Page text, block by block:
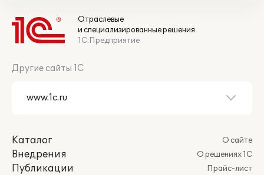
Отраслевые
и специализированные решения
1С:Предприятие
Другие сайты 1С
Каталог
Внедрения
Публикации
О сайте
О решениях 1С
Прайс-лист